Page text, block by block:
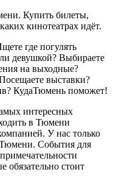
Купить билеты,
кинотеатрах идёт.
где погулять
девушкой? Выбираете
на выходные?
выставки?
КудаТюмень поможет!
интересных
в Тюмени
У нас только
События для
обязательно стоит